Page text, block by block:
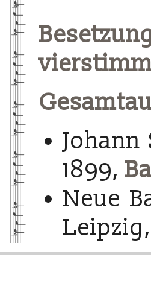
Johann
1899,
Neue